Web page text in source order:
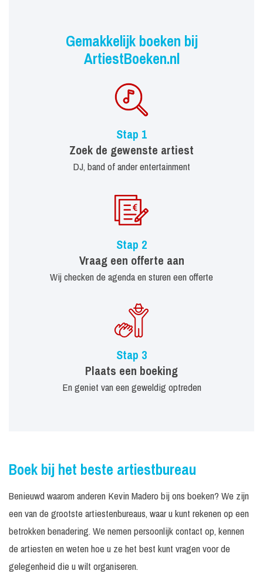
Gemakkelijk boeken bij
ArtiestBoeken.nl
Stap 1
Zoek de gewenste artiest
DJ, band of ander entertainment
Stap 2
Vraag een offerte aan
Wij checken de agenda en sturen een offerte
Stap 3
Plaats een boeking
En geniet van een geweldig optreden
Boek bij het beste artiestbureau
Benieuwd waarom anderen Kevin Madero bij ons boeken? We zijn
een van de grootste artiestenbureaus, waar u kunt rekenen op een
betrokken benadering. We nemen persoonlijk contact op, kennen
de artiesten en weten hoe u ze het best kunt vragen voor de
gelegenheid die u wilt organiseren.